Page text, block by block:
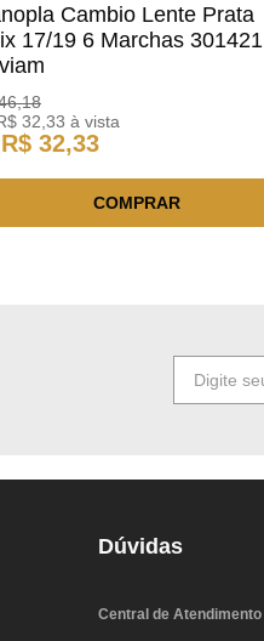
Cambio Lente Prata
17/19 6 Marchas 301421
,18
32 ,33 à vista
R$ 32,33
COMPRAR
Dúvidas
Central de Atendimento